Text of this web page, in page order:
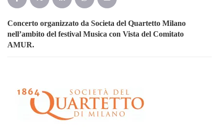
Concerto organizzato da Societa del Quartetto Milano
nell’ambito del festival Musica con Vista del Comitato
AMUR.